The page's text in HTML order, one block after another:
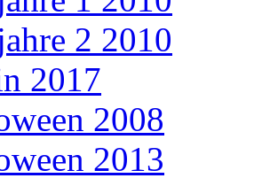
2 2010
2017
2008
2013